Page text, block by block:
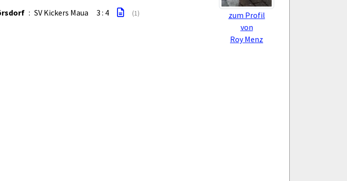
zum Profil
von
Roy Menz
: SV Kickers Maua 3 : 4 (1)